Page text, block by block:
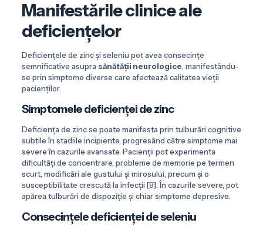
Manifestările clinice ale
deficiențelor
Deficiențele de zinc și seleniu pot avea consecințe
semnificative asupra sănătății neurologice, manifestându-
se prin simptome diverse care afectează calitatea vieții
pacienților.
Simptomele deficienței de zinc
Deficiența de zinc se poate manifesta prin tulburări cognitive
subtile în stadiile incipiente, progresând către simptome mai
severe în cazurile avansate. Pacienții pot experimenta
dificultăți de concentrare, probleme de memorie pe termen
scurt, modificări ale gustului și mirosului, precum și o
susceptibilitate crescută la infecții [9]. În cazurile severe, pot
apărea tulburări de dispoziție și chiar simptome depresive.
Consecințele deficienței de seleniu